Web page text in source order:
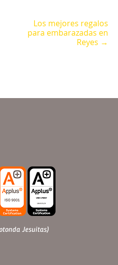
Los mejores regalos
para embarazadas en
Reyes →
Jesuitas)